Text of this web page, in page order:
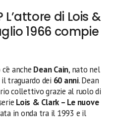
di Lois &
1966 compie
c’è anche Dean Cain, nato nel
traguardo dei 60 anni. Dean
collettivo grazie al ruolo di
Lois & Clark – Le nuove
in onda tra il 1993 e il